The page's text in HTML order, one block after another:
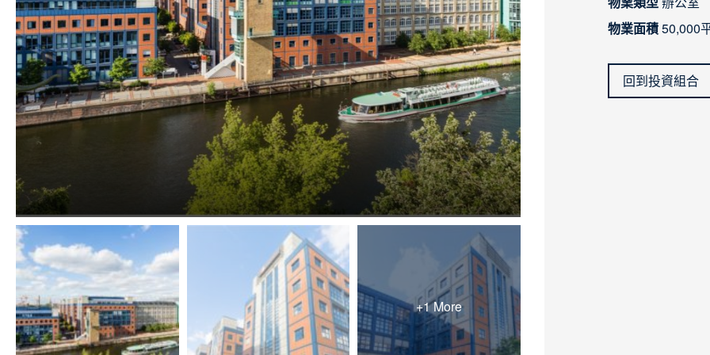
+1 More
物業面積50,000
回到投資組合